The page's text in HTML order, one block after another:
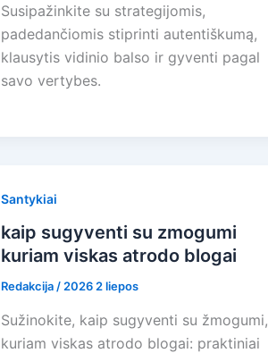
Susipažinkite su strategijomis,
padedančiomis stiprinti autentiškumą,
klausytis vidinio balso ir gyventi pagal
savo vertybes.
Santykiai
kaip sugyventi su zmogumi
kuriam viskas atrodo blogai
Redakcija/2026 2 liepos
Sužinokite, kaip sugyventi su žmogumi,
kuriam viskas atrodo blogai: praktiniai